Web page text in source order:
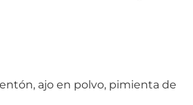
ajo en polvo, pimienta de